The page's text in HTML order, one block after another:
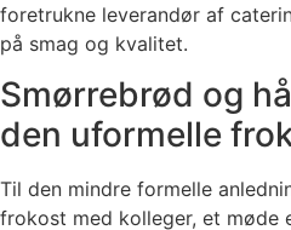
foretrukne leverandør af
på smag og kvalitet.
Smørrebrød og
den uformelle
Til den mindre formelle
frokost med kolleger, et møde